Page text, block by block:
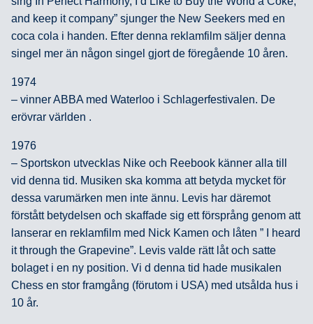
and keep it company” sjunger the New Seekers med en
coca cola i handen. Efter denna reklamfilm säljer denna
singel mer än någon singel gjort de föregående 10 åren.
1974
– vinner ABBA med Waterloo i Schlagerfestivalen. De
erövrar världen .
1976
– Sportskon utvecklas Nike och Reebook känner alla till
vid denna tid. Musiken ska komma att betyda mycket för
dessa varumärken men inte ännu. Levis har däremot
förstått betydelsen och skaffade sig ett försprång genom att
lanserar en reklamfilm med Nick Kamen och låten ” I heard
it through the Grapevine”. Levis valde rätt låt och satte
bolaget i en ny position. Vi d denna tid hade musikalen
Chess en stor framgång (förutom i USA) med utsålda hus i
10 år.